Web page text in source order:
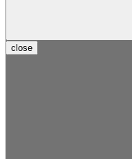
close